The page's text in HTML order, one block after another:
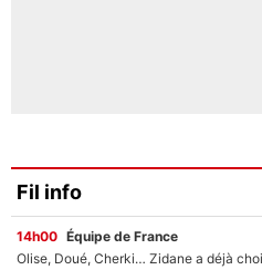
Fil info
14h00 Équipe de France